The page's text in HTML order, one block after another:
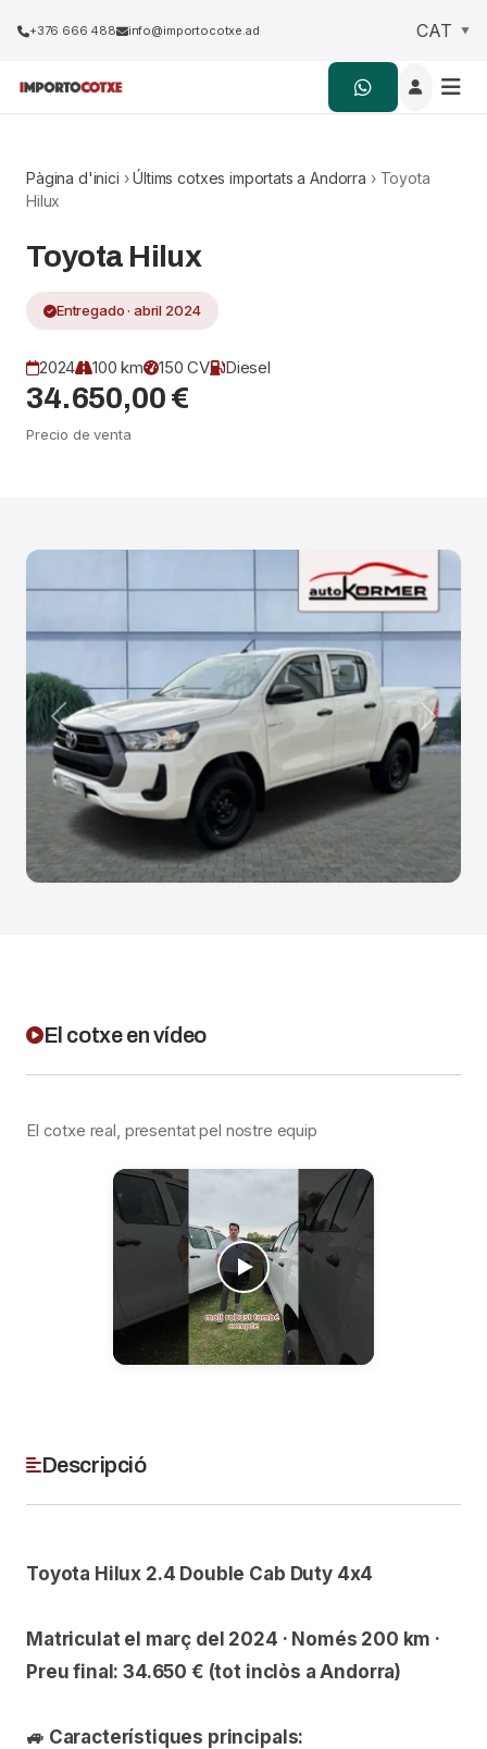
+376 666 488 info@importocotxe.ad
Pàgina d'inici ›Últims cotxes importats a Andorra › Toyota
Hilux
Toyota Hilux
Entregado · abril 2024
2024 100 km 150 CV Diesel
34.650,00 €
Precio de venta
Anterior
El cotxe en vídeo
El cotxe real, presentat pel nostre equip
Descripció
Toyota Hilux 2.4 Double Cab Duty 4x4
Matriculat el març del 2024 · Només 200 km ·
Preu final: 34.650 € (tot inclòs a Andorra)
🚙 Característiques principals: